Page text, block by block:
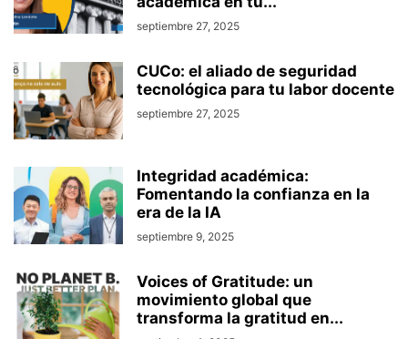
septiembre 27, 2025
CUCo: el aliado de seguridad
tecnológica para tu labor docente
septiembre 27, 2025
Integridad académica:
Fomentando la confianza en la
era de la IA
septiembre 9, 2025
Voices of Gratitude: un
movimiento global que
transforma la gratitud en...